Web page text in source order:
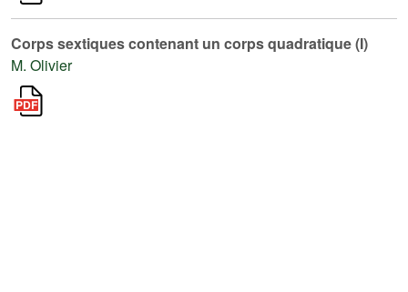
Corps sextiques contenant un corps quadratique (I)
M. Olivier